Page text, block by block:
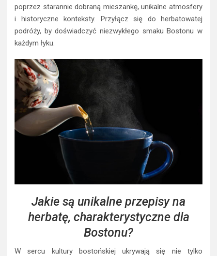
poprzez starannie dobraną mieszankę, unikalne atmosfery
i historyczne konteksty. Przyłącz się do herbatowatej
podróży, by doświadczyć niezwykłego smaku Bostonu w
każdym łyku.
Jakie są unikalne przepisy na
herbatę, charakterystyczne dla
Bostonu?
W sercu kultury bostońskiej ukrywają się nie tylko